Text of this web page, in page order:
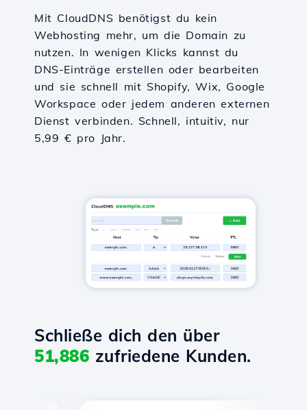
Mit CloudDNS benötigst du kein
Webhosting mehr, um die Domain zu
nutzen. In wenigen Klicks kannst du
DNS-Einträge erstellen oder bearbeiten
und sie schnell mit Shopify, Wix, Google
Workspace oder jedem anderen externen
Dienst verbinden. Schnell, intuitiv, nur
5,99 € pro Jahr.
Schließe dich den über
51,886 zufriedene Kunden.